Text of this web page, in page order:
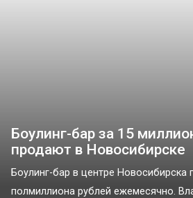
Боулинг-бар за 15
продают в Новосибирске
Боулинг-бар в центре Новосибирска
полмиллиона рублей ежемесячно.